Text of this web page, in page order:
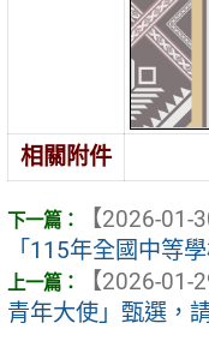
相關附件
【2026-01-
「115年全國中等
【2026-01-
青年大使」甄選，